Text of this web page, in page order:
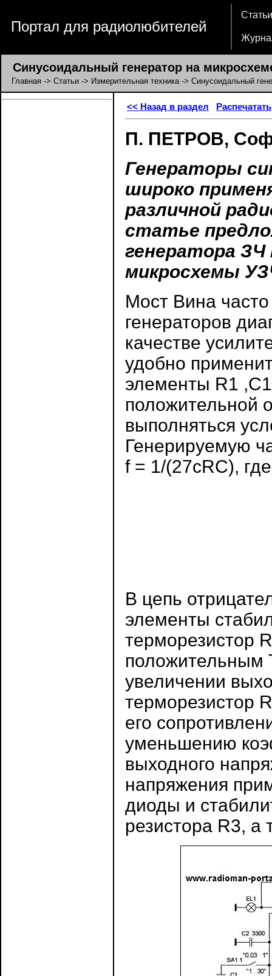
Портал для радиолюбителей
Статьи
Синусоидальный генератор на
Главная -> Статьи -> Измерительная техника-> Синусоидальный
<< Назад в раздел Распечатать
П. ПЕТРОВ,
Генераторы
широко
различной
статье
генератора ЗЧ
микросхемы
Мост Вина
генераторов
качестве
удобно
элементы R1
положительной
выполняться
Генерируемую
f = 1/(27cRC),
В цепь
элементы
терморезистор
положительным
увеличении
терморезистор
его
уменьшению
выходного
напряжения
диоды и
резистора R3, а